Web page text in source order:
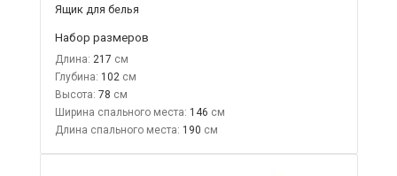
Ящик для белья
Набор размеров
Длина: 217
Глубина: 102
Высота: 78
Ширина спального места: 146
Длина спального места: 190